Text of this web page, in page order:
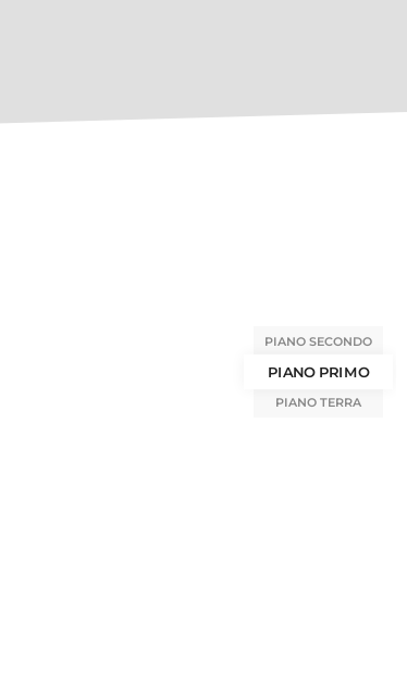
PIANO SECONDO
PIANO PRIMO
PIANO TERRA